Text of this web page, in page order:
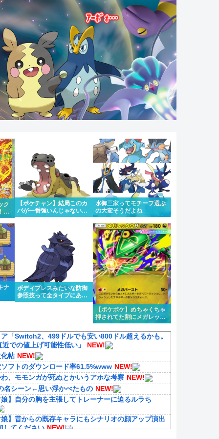
ク
！
な
【ポケチャン】結局このカ
バが一番強いんじゃない
か？
水御三家ってモチーフ選ぶ
の大変そうだよね
ナ
ボディプレスみたいな防御
参照技って全タイプにある
のはちょっと違うけどもう
【ポケポケ】めちゃくちゃ
押されてた割にメガレック
ウザ微妙じゃないか？
ア「Switch2、499ドルでも安い800ドル超えるかも。
近での値上げ可能性低い」
NEW!
帖 NEW!
フトのダウンロード率61.5%www NEW!
、モモンガが死ぬとかいうアホな考察 NEW!
名シーン←思い浮かべたもの NEW!
娘】自分の胸を主張してトレーナーに迫るルラち
娘】昔からの既存キャラにもシナリオの顔アップ演出
してください NEW!